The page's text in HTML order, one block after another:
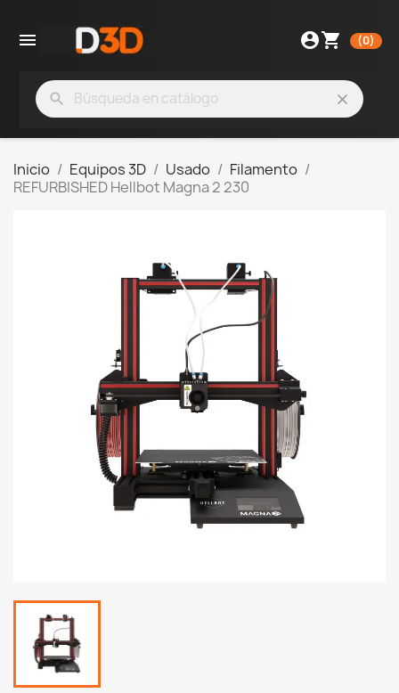
 shopping_cart (0)
account_circle
search clear
Inicio Equipos 3D Usado
Filamento
REFURBISHED Hellbot Magna 2 230